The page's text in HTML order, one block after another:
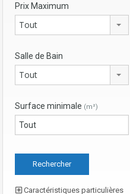
Prix Maximum
Tout
Salle de Bain
Tout
Surface minimale (m²)
Caractéristiques particulières